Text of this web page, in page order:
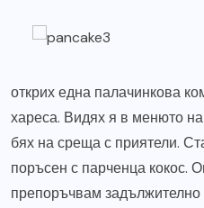
открих една палачинкова
хареса. Видях я в менюто
бях на среща с приятели.
поръсен с парченца кокос.
препоръчвам задължително